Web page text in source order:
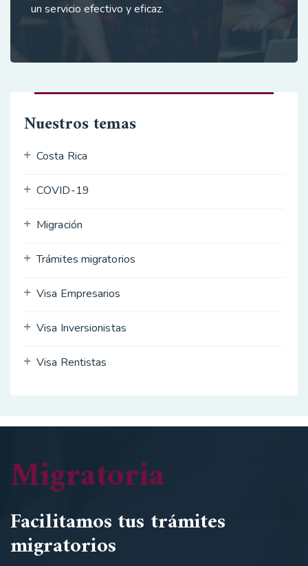
un servicio efectivo y eficaz.
Nuestros temas
Costa Rica
COVID-19
Migración
Trámites migratorios
Visa Empresarios
Visa Inversionistas
Visa Rentistas
Migratoria
Facilitamos tus trámites
migratorios